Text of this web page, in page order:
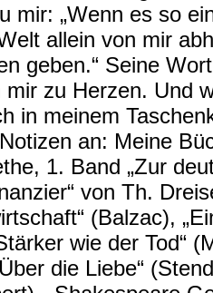
mir: „Wenn es so
allein von mir
geben.“ Seine
mir zu Herzen. Und
in meinem
an: Meine
1. Band „Zur
von Th.
(Balzac),
wie der Tod“
die Liebe“